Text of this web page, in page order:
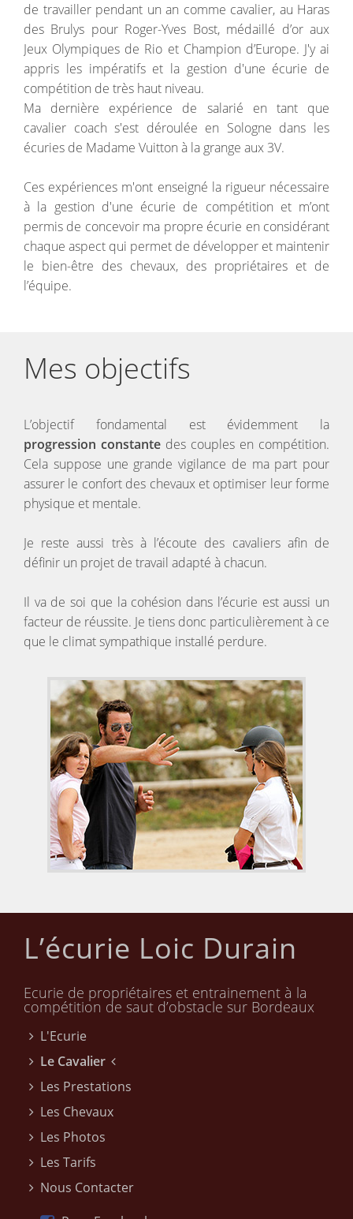
de travailler pendant un an comme cavalier, au Haras
des Brulys pour Roger-Yves Bost, médaillé d’or aux
Jeux Olympiques de Rio et Champion d’Europe. J'y ai
appris les impératifs et la gestion d'une écurie de
compétition de très haut niveau.
Ma dernière expérience de salarié en tant que
cavalier coach s'est déroulée en Sologne dans les
écuries de Madame Vuitton à la grange aux 3V.
Ces expériences m'ont enseigné la rigueur nécessaire
à la gestion d'une écurie de compétition et m’ont
permis de concevoir ma propre écurie en considérant
chaque aspect qui permet de développer et maintenir
le bien-être des chevaux, des propriétaires et de
l’équipe.
Mes objectifs
L’objectif fondamental est évidemment la
progression constante des couples en compétition.
Cela suppose une grande vigilance de ma part pour
assurer le confort des chevaux et optimiser leur forme
physique et mentale.
Je reste aussi très à l’écoute des cavaliers afin de
définir un projet de travail adapté à chacun.
Il va de soi que la cohésion dans l’écurie est aussi un
facteur de réussite. Je tiens donc particulièrement à ce
que le climat sympathique installé perdure.
L’écurie Loic Durain
Ecurie de propriétaires et entrainement à la
compétition de saut d’obstacle sur Bordeaux
L'Ecurie
Le Cavalier
Les Prestations
Les Chevaux
Les Photos
Les Tarifs
Nous Contacter